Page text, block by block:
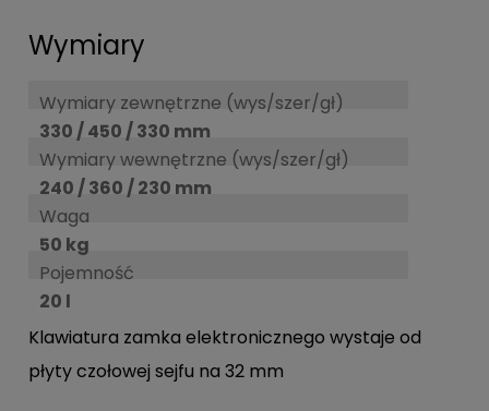
Wymiary
Wymiary zewnętrzne (wys/szer/gł)
330 / 450 / 330 mm
Wymiary wewnętrzne (wys/szer/gł)
240 / 360 / 230 mm
Waga
50 kg
Pojemność
20 l
Klawiatura zamka elektronicznego wystaje od
płyty czołowej sejfu na 32 mm